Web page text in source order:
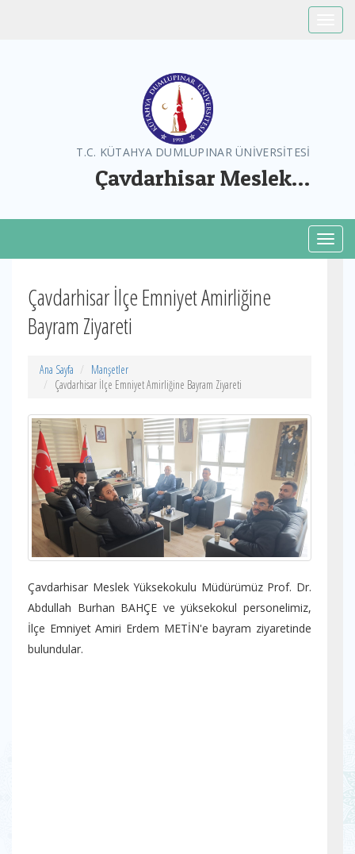
T.C. KÜTAHYA DUMLUPINAR ÜNİVERSİTESİ
Çavdarhisar Meslek
Çavdarhisar İlçe Emniyet Amirliğine
Bayram Ziyareti
Ana Sayfa
Manşetler
Çavdarhisar İlçe Emniyet Amirliğine Bayram Ziyareti
Çavdarhisar Meslek Yüksekokulu Müdürümüz Prof. Dr.
Abdullah Burhan BAHÇE ve yüksekokul personelimiz,
İlçe Emniyet Amiri Erdem METİN'e bayram ziyaretinde
bulundular.